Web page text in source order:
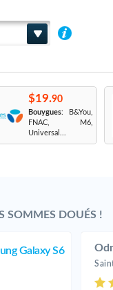
$19.90
Bouygues: B&You,
FNAC, M6,
Universal...
SOMMES DOUÉS !
Galaxy S6